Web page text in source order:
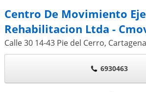
Centro De Movimiento
Rehabilitacion Ltda -
Calle 30 14-43 Pie del Cerro,
6930463